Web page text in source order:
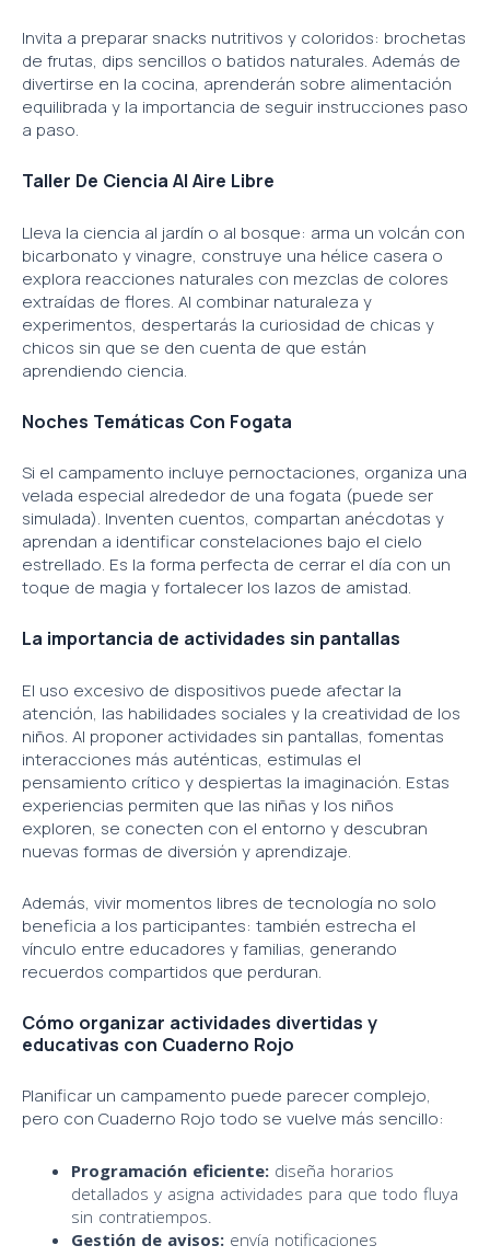
Invita a preparar snacks nutritivos y coloridos: brochetas
de frutas, dips sencillos o batidos naturales. Además de
divertirse en la cocina, aprenderán sobre alimentación
equilibrada y la importancia de seguir instrucciones paso
a paso.
Taller De Ciencia Al Aire Libre
Lleva la ciencia al jardín o al bosque: arma un volcán con
bicarbonato y vinagre, construye una hélice casera o
explora reacciones naturales con mezclas de colores
extraídas de flores. Al combinar naturaleza y
experimentos, despertarás la curiosidad de chicas y
chicos sin que se den cuenta de que están
aprendiendo ciencia.
Noches Temáticas Con Fogata
Si el campamento incluye pernoctaciones, organiza una
velada especial alrededor de una fogata (puede ser
simulada). Inventen cuentos, compartan anécdotas y
aprendan a identificar constelaciones bajo el cielo
estrellado. Es la forma perfecta de cerrar el día con un
toque de magia y fortalecer los lazos de amistad.
La importancia de actividades sin pantallas
El uso excesivo de dispositivos puede afectar la
atención, las habilidades sociales y la creatividad de los
niños. Al proponer actividades sin pantallas, fomentas
interacciones más auténticas, estimulas el
pensamiento crítico y despiertas la imaginación. Estas
experiencias permiten que las niñas y los niños
exploren, se conecten con el entorno y descubran
nuevas formas de diversión y aprendizaje.
Además, vivir momentos libres de tecnología no solo
beneficia a los participantes: también estrecha el
vínculo entre educadores y familias, generando
recuerdos compartidos que perduran.
Cómo organizar actividades divertidas y
educativas con Cuaderno Rojo
Planificar un campamento puede parecer complejo,
pero con Cuaderno Rojo todo se vuelve más sencillo:
Programación eficiente: diseña horarios
detallados y asigna actividades para que todo fluya
sin contratiempos.
Gestión de avisos: envía notificaciones